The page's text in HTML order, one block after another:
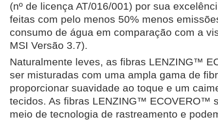
(nº de licença AT/016/001) por sua
feitas com pelo menos 50% menos
consumo de água em comparação com a
MSI Versão 3.7).
Naturalmente leves, as fibras LENZING™
ser misturadas com uma ampla gama de
proporcionar suavidade ao toque e um
tecidos. As fibras LENZING™ ECOVERO™
meio de tecnologia de rastreamento e